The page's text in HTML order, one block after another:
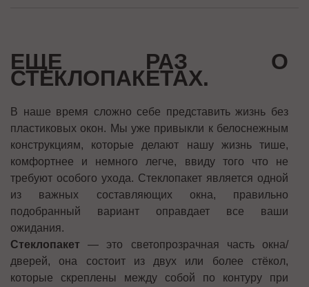
ЕЩЕ РАЗ О
СТЕКЛОПАКЕТАХ.
В наше время сложно себе представить жизнь без
пластиковых окон. Мы уже привыкли к белоснежным
конструкциям, которые делают нашу жизнь тише,
комфортнее и немного легче, ввиду того что не
требуют особого ухода. Стеклопакет является одной
из важных составляющих окна, правильно
подобранный вариант оправдает все ваши
ожидания.
Стеклопакет — это светопрозрачная часть окна/
дверей, она состоит из двух или более стёкол,
которые скреплены между собой по контуру при